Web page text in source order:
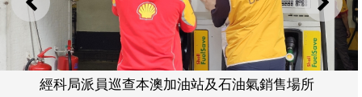
上一則 下一
經科局派員巡查本澳加油站及石油氣銷售場所